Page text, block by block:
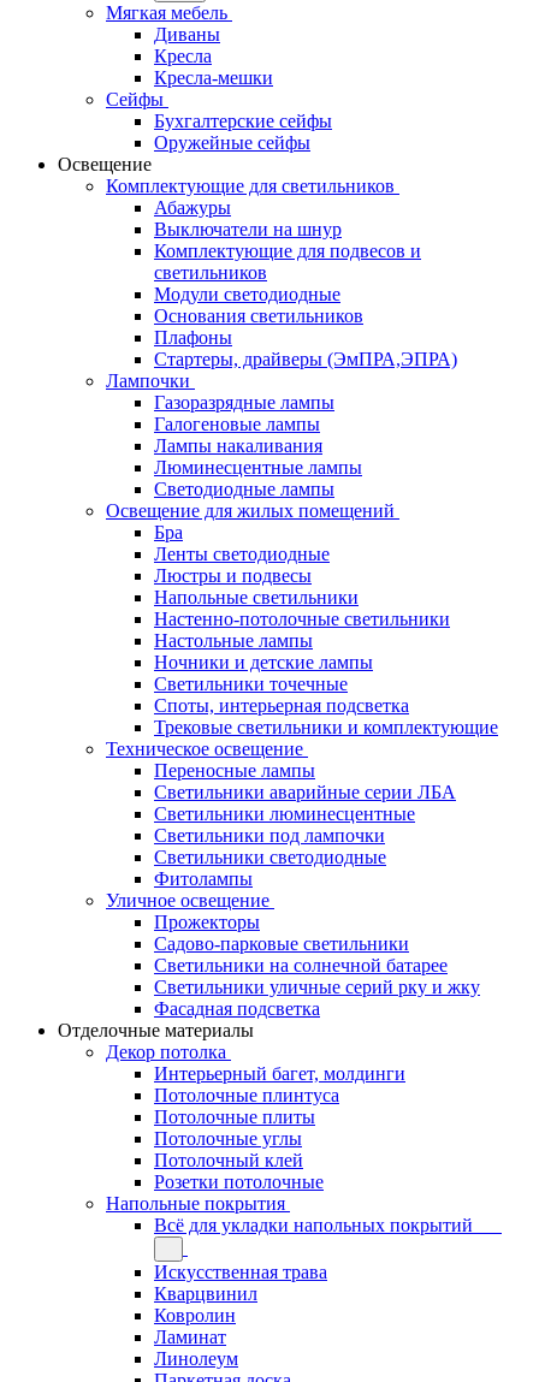
Мягкая мебель
Диваны
Кресла
Кресла-мешки
Сейфы
Бухгалтерские сейфы
Оружейные сейфы
Освещение
Комплектующие для светильников
Абажуры
Выключатели на шнур
Комплектующие для подвесов и
светильников
Модули светодиодные
Основания светильников
Плафоны
Стартеры, драйверы (ЭмПРА,ЭПРА)
Лампочки
Газоразрядные лампы
Галогеновые лампы
Лампы накаливания
Люминесцентные лампы
Светодиодные лампы
Освещение для жилых помещений
Бра
Ленты светодиодные
Люстры и подвесы
Напольные светильники
Настенно-потолочные светильники
Настольные лампы
Ночники и детские лампы
Светильники точечные
Споты, интерьерная подсветка
Трековые светильники и комплектующие
Техническое освещение
Переносные лампы
Светильники аварийные серии ЛБА
Светильники люминесцентные
Светильники под лампочки
Светильники светодиодные
Фитолампы
Уличное освещение
Прожекторы
Садово-парковые светильники
Светильники на солнечной батарее
Светильники уличные серий рку и жку
Фасадная подсветка
Отделочные материалы
Декор потолка
Интерьерный багет, молдинги
Потолочные плинтуса
Потолочные плиты
Потолочные углы
Потолочный клей
Розетки потолочные
Напольные покрытия
Всё для укладки напольных покрытий
Искусственная трава
Кварцвинил
Ковролин
Ламинат
Линолеум